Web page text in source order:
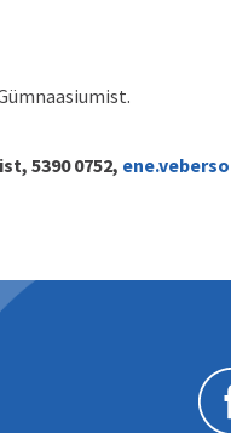
5390 0752,